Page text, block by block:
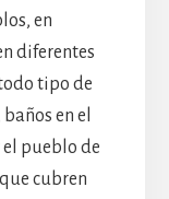
en
diferentes
tipo de
en el
pueblo de
cubren